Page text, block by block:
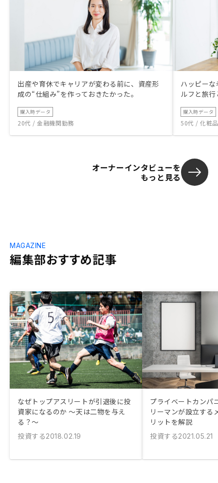
出産や育休でキャリアが変わる前に、資産形
成の“仕組み”を作っておきたかった。
購入時データ
20代 / 金融機関勤務
ハッピー
ルフと旅
購入時データ
50代 / 化粧
オーナーインタビューを
もっと見る
編集部おすすめ記事
MAGAZINE
なぜトップアスリートが引退後に投
資家になるのか ～天は二物を与え
る？～
投資する2018.02.19
プライベートカンパ
リーマンが設立する
リットを解説
投資する2021.05.21